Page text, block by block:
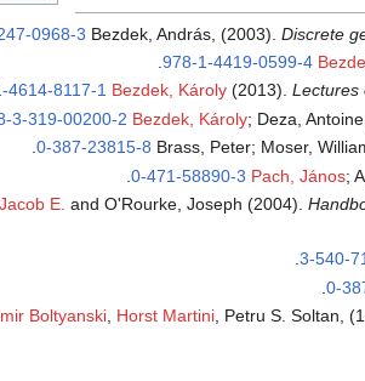
Bezdek, András, (2003). Discrete
0968-3
978-1-4419-0599-4
Bezdek, Károly(2013). Lectures
4614-8117-1
Bezdek, Károly; Deza,
3-319-00200-2
Brass, Peter; Moser,
0-387-23815-8
.
Pach, János;
0-471-58890-3
E. and O'Rourke, Joseph (2004).
3-540-
.
0-
Boltyanski, Horst Martini, Petru S. Soltan,